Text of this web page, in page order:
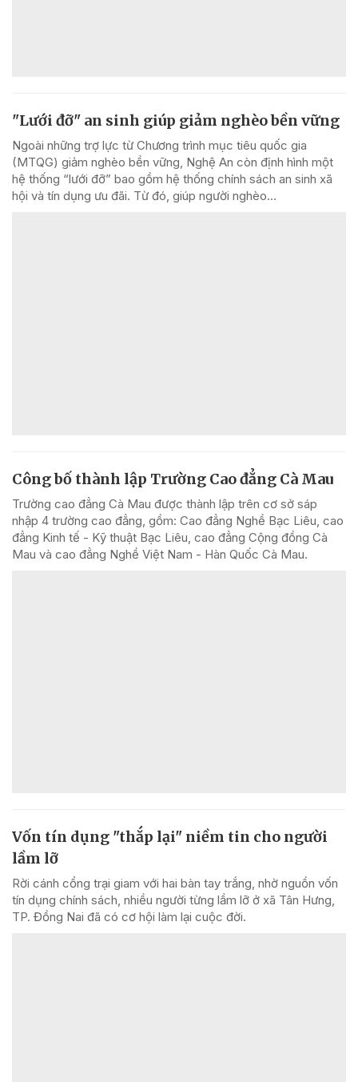
"Lưới đỡ" an sinh giúp giảm nghèo bền vững
Ngoài những trợ lực từ Chương trình mục tiêu quốc gia
(MTQG) giảm nghèo bền vững, Nghệ An còn định hình một
hệ thống “lưới đỡ” bao gồm hệ thống chính sách an sinh xã
hội và tín dụng ưu đãi. Từ đó, giúp người nghèo...
Công bố thành lập Trường Cao đẳng Cà Mau
Trường cao đẳng Cà Mau được thành lập trên cơ sở sáp
nhập 4 trường cao đẳng, gồm: Cao đẳng Nghề Bạc Liêu, cao
đẳng Kinh tế - Kỹ thuật Bạc Liêu, cao đẳng Cộng đồng Cà
Mau và cao đẳng Nghề Việt Nam - Hàn Quốc Cà Mau.
Vốn tín dụng "thắp lại" niềm tin cho người
lầm lỡ
Rời cánh cổng trại giam với hai bàn tay trắng, nhờ nguồn vốn
tín dụng chính sách, nhiều người từng lầm lỡ ở xã Tân Hưng,
TP. Đồng Nai đã có cơ hội làm lại cuộc đời.